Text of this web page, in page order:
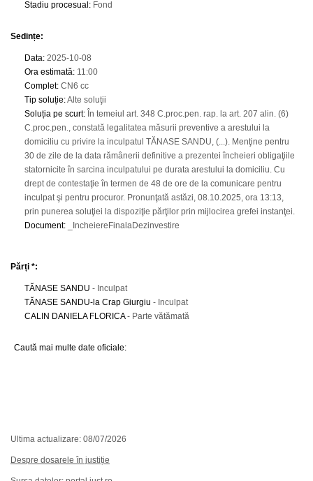
Stadiu procesual : Fond
Sedințe:
Data: 2025-10-08
Ora estimată: 11:00
Complet: CN6 cc
Tip soluție:Alte soluţii
Soluția pe scurt: În temeiul art. 348 C.proc.pen. rap. la art. 207 alin. (6)
C.proc.pen., constată legalitatea măsurii preventive a arestului la
domiciliu cu privire la inculpatul TĂNASE SANDU, (...). Menţine pentru
30 de zile de la data rămânerii definitive a prezentei încheieri obligaţiile
statornicite în sarcina inculpatului pe durata arestului la domiciliu. Cu
drept de contestaţie în termen de 48 de ore de la comunicare pentru
inculpat şi pentru procuror. Pronunţată astăzi, 08.10.2025, ora 13:13,
prin punerea soluţiei la dispoziţie părţilor prin mijlocirea grefei instanţei.
Document: _IncheiereFinalaDezinvestire
Părți *:
TĂNASE SANDU - Inculpat
TĂNASE SANDU-la Crap Giurgiu - Inculpat
CALIN DANIELA FLORICA- Parte vătămată
Caută mai multe date oficiale:
Ultima actualizare: 08/07/2026
Despre dosarele în justiție